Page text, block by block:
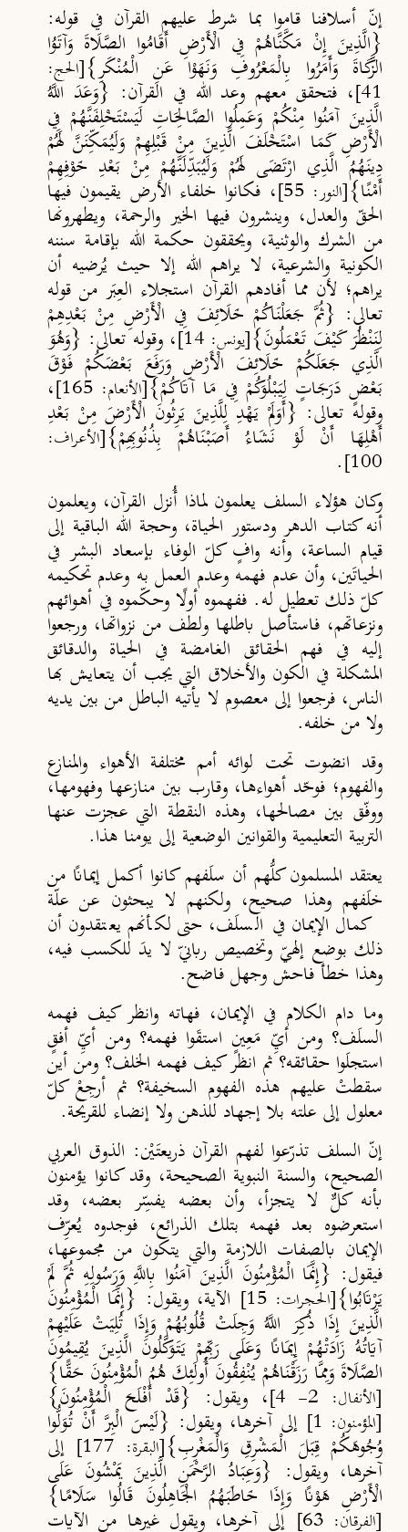
إنّ أسلافنا قاموا بما شرط عليهم القرآن في قوله:
{الَّذِينَ إِنْ مَكَّنَّاهُمْ فِي الْأَرْضِ أَقَامُوا الصَّلَاةَ وَآتَوُا
الزَّكَاةَ وَأَمَرُوا بِالْمَعْرُوفِ وَنَهَوْا عَنِ الْمُنْكَرِ}[الحج:
41] ، فتحقق معهم وعد الله في القرآن: {وَعَدَ اللَّهُ
الَّذِينَ آمَنُوا مِنْكُمْ وَعَمِلُوا الصَّالِحَاتِ لَيَسْتَخْلِفَنَّهُمْ فِي
الْأَرْضِ كَمَا اسْتَخْلَفَ الَّذِينَ مِنْ قَبْلِهِمْ وَلَيُمَكِّنَنَّ لَهُمْ
دِينَهُمُ الَّذِي ارْتَضَى لَهُمْ وَلَيُبَدِّلَنَّهُمْ مِنْ بَعْدِ خَوْفِهِمْ
أَمْنًا}[النور: 55] ، فكانوا خلفاء الأرض يقيمون فيها
الحقّ والعدل، وينشرون فيها الخير والرحمة، ويطهرونها
من الشرك والوثنية، ويحققون حكمة الله بإقامة سننه
الكونية والشرعية، لا يراهم الله إلا حيث يُرضيه أن
يراهم؛ لأن مما أفادهم القرآن استجلاء العِبَر من قوله
تعالى: {ثُمَّ جَعَلْنَاكُمْ خَلَائِفَ فِي الْأَرْضِ مِنْ بَعْدِهِمْ
لِنَنْظُرَ كَيْفَ تَعْمَلُونَ}[يونس: 14] ، وقوله تعالى: {وَهُوَ
الَّذِي جَعَلَكُمْ خَلَائِفَ الْأَرْضِ وَرَفَعَ بَعْضَكُمْ فَوْقَ
بَعْضٍ دَرَجَاتٍ لِيَبْلُوَكُمْ فِي مَا آتَاكُمْ}[الأنعام: 165] ،
وقوله تعالى: {أَوَلَمْ يَهْدِ لِلَّذِينَ يَرِثُونَ الْأَرْضَ مِنْ بَعْدِ
أَهْلِهَا أَنْ لَوْ نَشَاءُ أَصَبْنَاهُمْ بِذُنُوبِهِمْ}[الأعراف:
100]
.
وكان هؤلاء السلف يعلمون لماذا أُنزل القرآن، ويعلمون
أنه كتاب الدهر ودستور الحياة، وحجة الله الباقية إلى
قيام الساعة، وأنه وافٍ كلّ الوفاء بإسعاد البشر في
الحياتَين، وأن عدم فهمه وعدم العمل به وعدم تحكيمه
كلّ ذلك تعطيل له. ففهموه أولًا وحكّموه في أهوائهم
ونزعاتهم، فاستأصل باطلها ولطف من نزواتها، ورجعوا
إليه في فهم الحقائق الغامضة في الحياة والدقائق
المشكلة في الكون والأخلاق التي يجب أن يتعايش بها
الناس، فرجعوا إلى معصوم لا يأتيه الباطل من بين يديه
ولا من خلفه.
وقد انضوت تحت لوائه أمم مختلفة الأهواء والمنازع
والفهوم؛ فوحّد أهواءها، وقارب بين منازعها وفهومها،
ووفّق بين مصالحها، وهذه النقطة التي عجزت عنها
التربية التعليمية والقوانين الوضعية إلى يومنا هذا.
يعتقد المسلمون كلُّهم أن سلَفهم كانوا أكمل إيمانًا من
خلَفهم وهذا صحيح، ولكنهم لا يبحثون عن علّة
كمال الإيمان في السلَف، حتى لكأنهم يعتقدون أن
ذلك بوضع إلهيّ وتخصيص ربانيّ لا يدَ للكسب فيه،
وهذا خطأ فاحش وجهل فاضح.
وما دام الكلام في الإيمان، فهاته وانظر كيف فهمه
السلَف؟ ومن أيِّ مَعِينٍ استقَوا فهمه؟ ومن أيِّ أفقٍ
استجلَوا حقائقه؟ ثم انظر كيف فهمه الخلف؟ ومن أين
سقطتْ عليهم هذه الفهوم السخيفة؟ ثم أرجِعْ كلّ
معلول إلى علته بلا إجهاد للذهن ولا إنضاء للقريحة.
إنّ السلف تذرّعوا لفهم القرآن ذريعتَيْن: الذوق العربي
الصحيح، والسنة النبوية الصحيحة، وقد كانوا يؤمنون
بأنه كلٌّ لا يتجزأ، وأن بعضه يفسِّر بعضه، وقد
استعرضوه بعد فهمه بتلك الذرائع، فوجدوه يُعرِّف
الإيمان بالصفات اللازمة والتي يتكون من مجموعها،
فيقول: {إِنَّمَا الْمُؤْمِنُونَ الَّذِينَ آمَنُوا بِاللَّهِ وَرَسُولِهِ ثُمَّ لَمْ
يَرْتَابُوا}[الحجرات: 15] الآية، ويقول: {إِنَّمَا الْمُؤْمِنُونَ
الَّذِينَ إِذَا ذُكِرَ اللَّهُ وَجِلَتْ قُلُوبُهُمْ وَإِذَا تُلِيَتْ عَلَيْهِمْ
آيَاتُهُ زَادَتْهُمْ إِيمَانًا وَعَلَى رَبِّهِمْ يَتَوَكَّلُونَ الَّذِينَ يُقِيمُونَ
الصَّلَاةَ وَمِمَّا رَزَقْنَاهُمْ يُنْفِقُونَ أُولَئِكَ هُمُ الْمُؤْمِنُونَ حَقًّا}
[الأنفال: 2- 4] ، ويقول: {قَدْ أَفْلَحَ الْمُؤْمِنُونَ}
[المؤمنون: 1] إلى آخرها، ويقول: {لَيْسَ الْبِرَّ أَنْ تُوَلُّوا
وُجُوهَكُمْ قِبَلَ الْمَشْرِقِ وَالْمَغْرِبِ}[البقرة: 177] إلى
آخرها، ويقول: {وَعِبَادُ الرَّحْمَنِ الَّذِينَ يَمْشُونَ عَلَى
الْأَرْضِ هَوْنًا وَإِذَا خَاطَبَهُمُ الْجَاهِلُونَ قَالُوا سَلَامًا}
[الفرقان: 63] إلى آخرها، ويقول غيرها من الآيات